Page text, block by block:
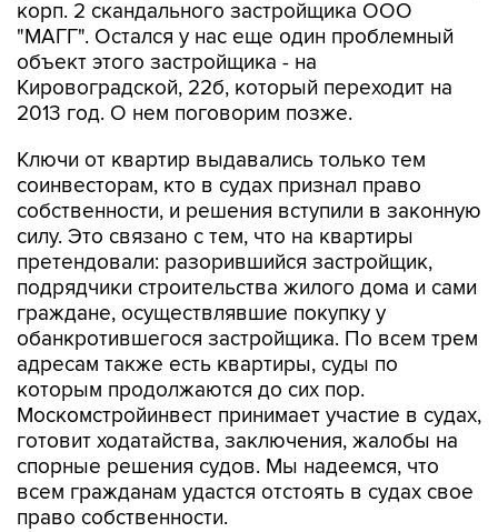
корп. 2 скандального застройщика ООО
"МАГГ". Остался у нас еще один проблемный
объект этого застройщика - на
Кировоградской, 22б, который переходит на
2013 год. О нем поговорим позже.
Ключи от квартир выдавались только тем
соинвесторам, кто в судах признал право
собственности, и решения вступили в законную
силу. Это связано с тем, что на квартиры
претендовали: разорившийся застройщик,
подрядчики строительства жилого дома и сами
граждане, осуществлявшие покупку у
обанкротившегося застройщика. По всем трем
адресам также есть квартиры, суды по
которым продолжаются до сих пор.
Москомстройинвест принимает участие в судах,
готовит ходатайства, заключения, жалобы на
спорные решения судов. Мы надеемся, что
всем гражданам удастся отстоять в судах свое
право собственности.